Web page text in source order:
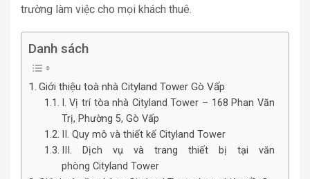
trường làm việc cho mọi khách thuê.
Danh sách
Giới thiệu toà nhà Cityland Tower Gò Vấp
I. Vị trí tòa nhà Cityland Tower – 168 Phan Văn
Trị, Phường 5, Gò Vấp
II. Quy mô và thiết kế Cityland Tower
III. Dịch vụ và trang thiết bị tại văn
phòng Cityland Tower